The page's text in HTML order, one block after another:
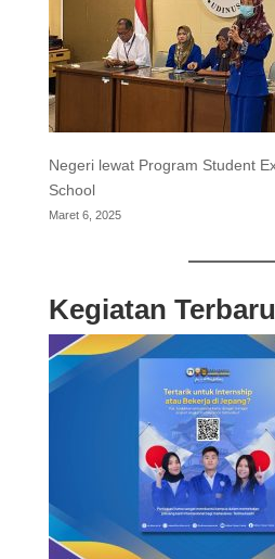
Negeri lewat Program Student
School
Maret 6, 2025
Kegiatan